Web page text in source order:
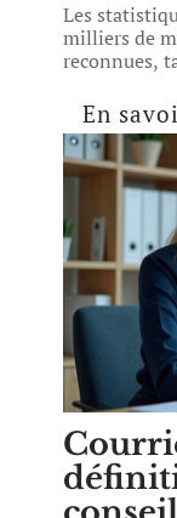
Les
milliers de
reconnues,
En